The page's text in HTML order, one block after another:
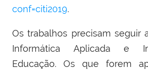
conf=citi2019.
Os trabalhos precisam seguir
Informática Aplicada e
Educação. Os que forem